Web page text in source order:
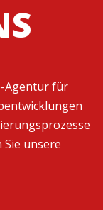
Agentur für
unsere